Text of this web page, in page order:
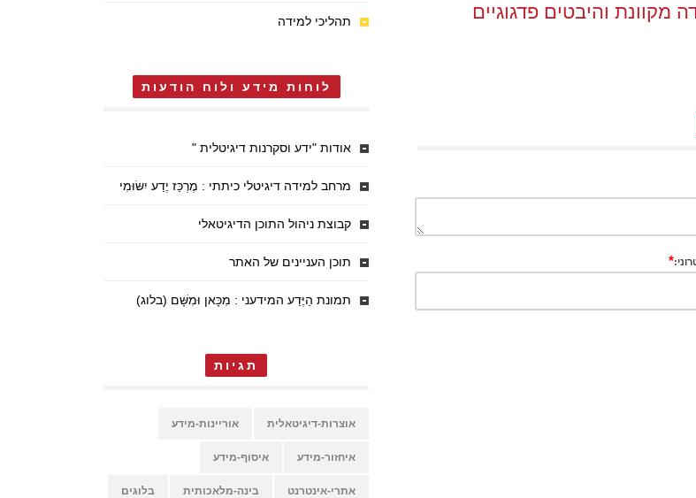
מקוונת והיבטים פדגוגיים
*
תהליכי למידה
לוחות מידע ולוח הודעות
אודות "ידע וסקרנות דיגיטלית "
מרחב למידה דיגיטלי כיתתי : מֶרְכַּז יֶדַע יִשּׂוּמִי
קבוצת ניהול התוכן הדיגיטאלי
תוכן העניינים של האתר
תמונת הַיֶּדַע המידעני : מִכָּאן וּמִשָּׁם (בלוג)
תגיות
אוצרות-דיגיטאלית אוריינות-מידע
איחזור-מידע איסוף-מידע
אתרי-אינטרנט בינה-מלאכותית בלוגים